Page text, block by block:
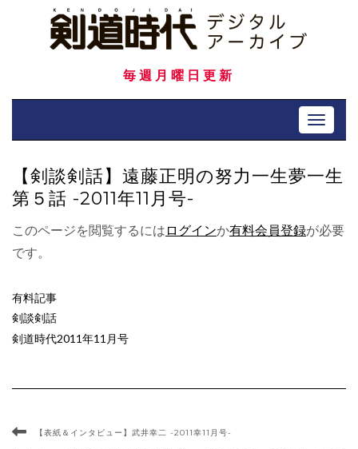
毎週月曜日更新
Toggle
【剣談剣話】遠藤正明の努力一生夢一生
第５話 -2011年11月号-
このページを閲覧するには ログインか有料会員登録が必要
です。
有料記事
剣談剣話
剣道時代2011年11月号
【表紙＆インタビュー】武井幸二 -2011幸11月号-